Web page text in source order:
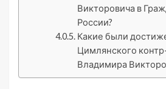
Викторовича в
России?
Какие были
Цимлянского
Владимира